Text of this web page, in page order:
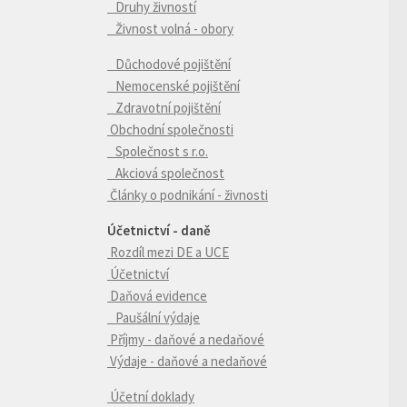
Druhy živností
Živnost volná - obory
Důchodové pojištění
Nemocenské pojištění
Zdravotní pojištění
Obchodní společnosti
Společnost s r.o.
Akciová společnost
Články o podnikání - živnosti
Účetnictví - daně
Rozdíl mezi DE a UCE
Účetnictví
Daňová evidence
Paušální výdaje
Příjmy - daňové a nedaňové
Výdaje - daňové a nedaňové
Účetní doklady